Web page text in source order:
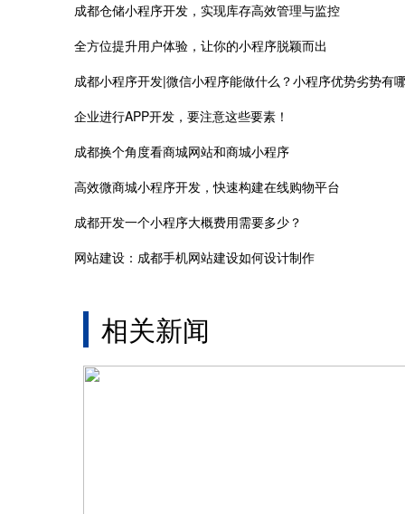
成都仓储小程序开发，实现库存高效管理与监控
全方位提升用户体验，让你的小程序脱颖而出
成都小程序开发|微信小程序能做什么？小程序优势劣势有
企业进行APP开发，要注意这些要素！
成都换个角度看商城网站和商城小程序
高效微商城小程序开发，快速构建在线购物平台
成都开发一个小程序大概费用需要多少？
网站建设：成都手机网站建设如何设计制作
相关新闻